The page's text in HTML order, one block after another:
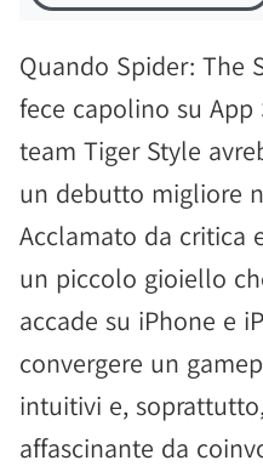
Quando Spider: The
fece capolino su
team Tiger Style
un debutto migliore
Acclamato da critica
un piccolo gioiello
accade su iPhone e
convergere un
intuitivi e,
affascinante da